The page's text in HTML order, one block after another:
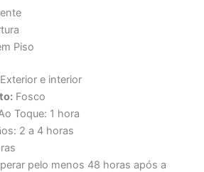
Piso
Exterior e interior
Fosco
Toque: 1 hora
2 a 4 horas
pelo menos 48 horas após a